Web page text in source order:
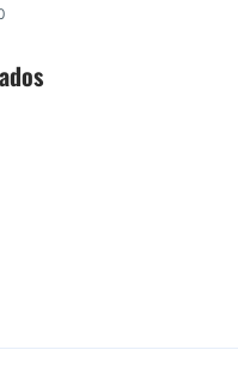
de Brasil y unas elecciones
un rango familiar del USD/BRL.